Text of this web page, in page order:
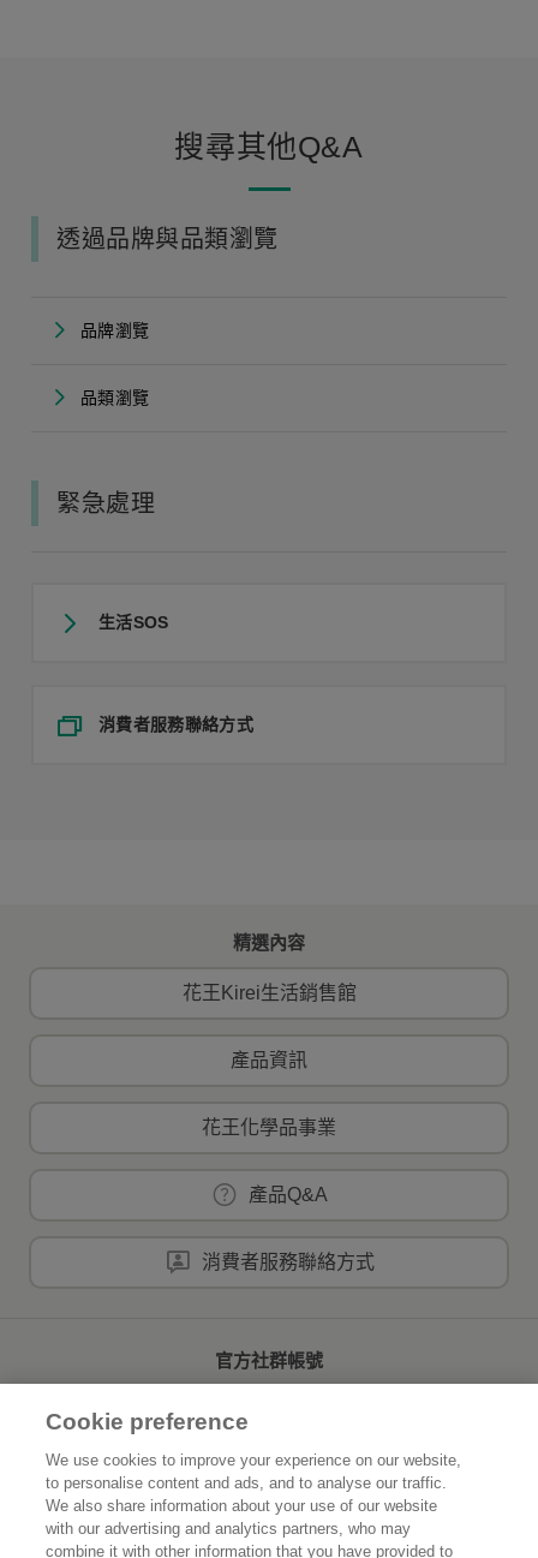
搜尋其他Q&A
透過品牌與品類瀏覽
品牌瀏覽
品類瀏覽
緊急處理
生活SOS
消費者服務聯絡方式
精選內容
花王Kirei生活銷售館
產品資訊
花王化學品事業
產品Q&A
消費者服務聯絡方式
官方社群帳號
首頁 關於花王
可持續發展 創新研發
Cookie preference
We use cookies to improve your experience on our website,
to personalise content and ads, and to analyse our traffic.
We also share information about your use of our website
with our advertising and analytics partners, who may
combine it with other information that you have provided to